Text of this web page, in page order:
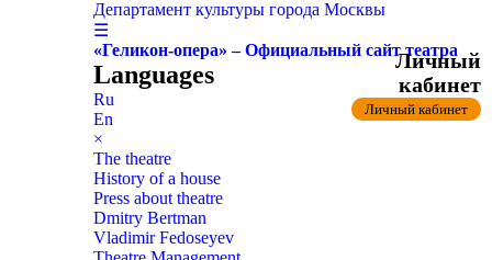
Департамент культуры города Москвы
☰
«Геликон-опера» – Официальный сайт театра
Languages
Ru
En
×
The theatre
History of a house
Press about theatre
Dmitry Bertman
Vladimir Fedoseyev
Личный
кабинет
Личный кабинет